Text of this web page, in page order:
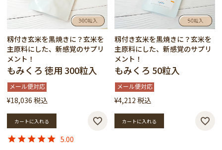
籾付き玄米を黒焼きに？玄米を
主原料にした、新感覚のサプリ
メント！
もみくろ 徳用 300粒入
メール便対応
¥18,036 税込
カートに入れる
5.00
籾付き玄米を黒焼きに？玄米を
主原料にした、新感覚のサプリ
メント！
もみくろ 50粒入
メール便対応
¥4,212 税込
カートに入れる